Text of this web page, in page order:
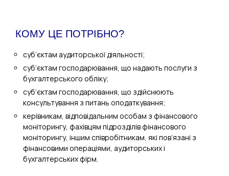
КОМУ ЦЕ ПОТРІБНО?
суб’єктам аудиторської діяльності;
суб’єктам господарювання, що надають послуги з
бухгалтерського обліку;
суб’єктам господарювання, що здійснюють
консультування з питань оподаткування;
керівникам, відповідальним особам з фінансового
моніторингу, фахівцям підрозділів фінансового
моніторингу, іншим співробітникам, які пов’язані з
фінансовими операціями, аудиторських і
бухгалтерських фірм.